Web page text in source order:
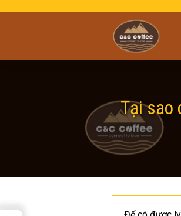
Tại sao